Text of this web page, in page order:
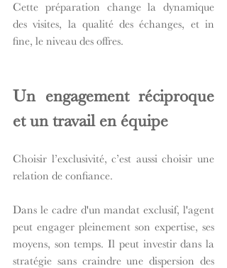
Cette préparation change la dynamique
des visites, la qualité des échanges, et in
fine, le niveau des offres.
Un engagement réciproque
et un travail en équipe
Choisir l’exclusivité, c’est aussi choisir une
relation de confiance.
Dans le cadre d'un mandat exclusif, l'agent
peut engager pleinement son expertise, ses
moyens, son temps. Il peut investir dans la
stratégie sans craindre une dispersion des